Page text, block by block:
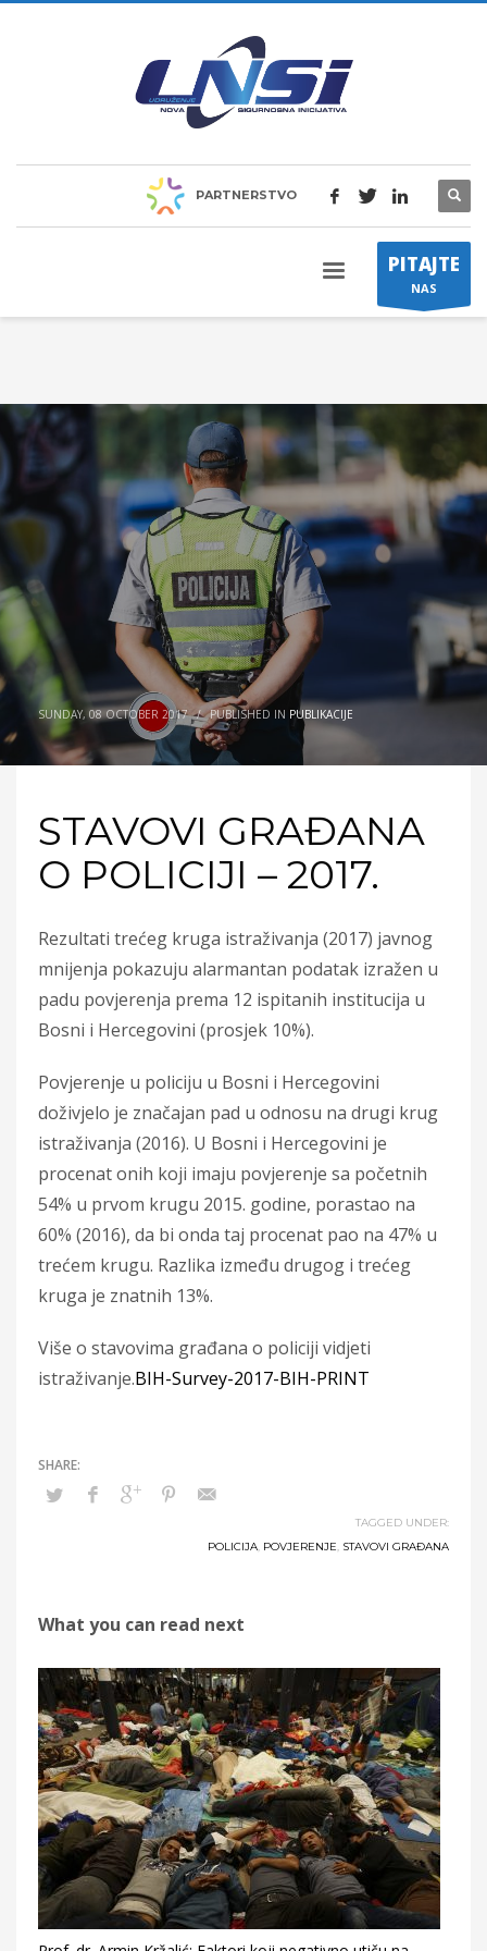
PARTNERSTVO
PITAJTE
NAS
SUNDAY, 08 OCTOBER 2017 / PUBLISHED IN PUBLIKACIJE
STAVOVI GRAĐANA
O POLICIJI – 2017.
Rezultati trećeg kruga istraživanja (2017) javnog
mnijenja pokazuju alarmantan podatak izražen u
padu povjerenja prema 12 ispitanih institucija u
Bosni i Hercegovini (prosjek 10%).
Povjerenje u policiju u Bosni i Hercegovini
doživjelo je značajan pad u odnosu na drugi krug
istraživanja (2016). U Bosni i Hercegovini je
procenat onih koji imaju povjerenje sa početnih
54% u prvom krugu 2015. godine, porastao na
60% (2016), da bi onda taj procenat pao na 47% u
trećem krugu. Razlika između drugog i trećeg
kruga je znatnih 13%.
Više o stavovima građana o policiji vidjeti
istraživanje.BIH-Survey-2017-BIH-PRINT
TAGGED UNDER:
POLICIJA, POVJERENJE, STAVOVI GRAĐANA
What you can read next